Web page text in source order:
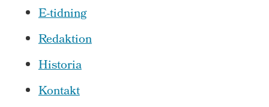
E-tidning
Redaktion
Historia
Kontakt